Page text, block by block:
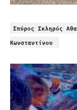
Σπύρος Σκληρός
Κωνσταντίνου